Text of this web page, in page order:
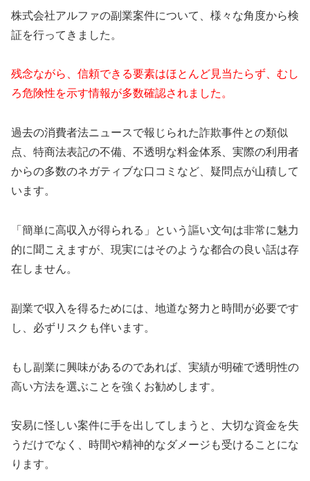
株式会社アルファの副業案件について、様々な角度から検
証を行ってきました。
残念ながら、信頼できる要素はほとんど見当たらず、むし
ろ危険性を示す情報が多数確認されました。
過去の消費者法ニュースで報じられた詐欺事件との類似
点、特商法表記の不備、不透明な料金体系、実際の利用者
からの多数のネガティブな口コミなど、疑問点が山積して
います。
「簡単に高収入が得られる」という謳い文句は非常に魅力
的に聞こえますが、現実にはそのような都合の良い話は存
在しません。
副業で収入を得るためには、地道な努力と時間が必要です
し、必ずリスクも伴います。
もし副業に興味があるのであれば、実績が明確で透明性の
高い方法を選ぶことを強くお勧めします。
安易に怪しい案件に手を出してしまうと、大切な資金を失
うだけでなく、時間や精神的なダメージも受けることにな
ります。